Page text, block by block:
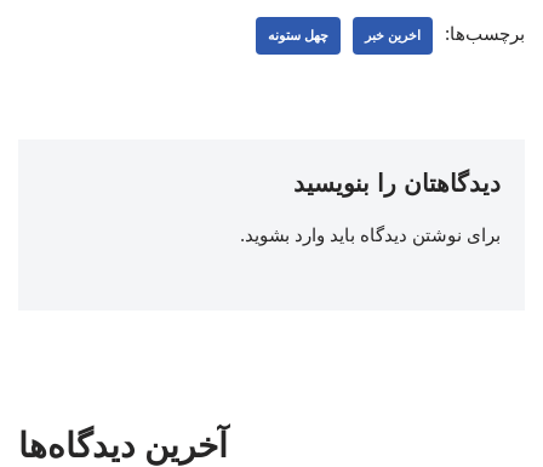
برچسب‌ها: اخرین خبر چهل ستونه
دیدگاهتان را بنویسید
برای نوشتن دیدگاه باید وارد بشوید.
آخرین دیدگاه‌ها